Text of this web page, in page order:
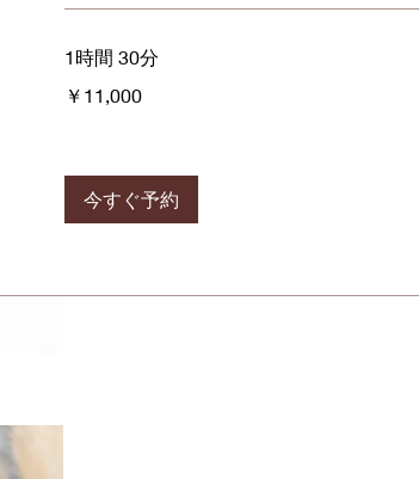
1時間 30分
円
￥11,000
今すぐ予約